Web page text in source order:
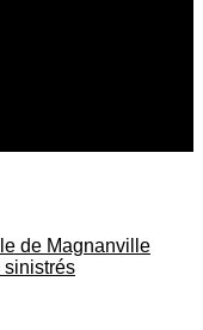
de Magnanville
sinistrés